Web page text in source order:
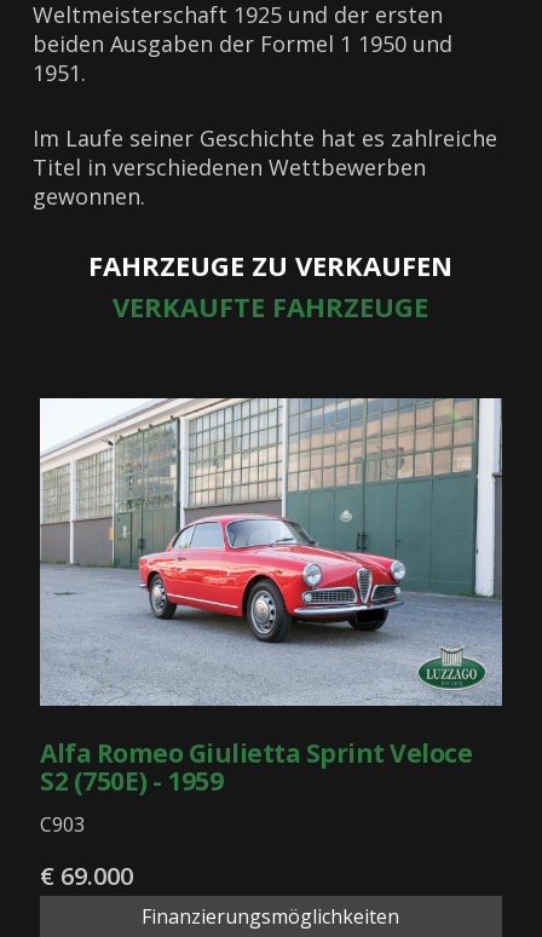
Weltmeisterschaft 1925 und der ersten
beiden Ausgaben der Formel 1 1950 und
1951.
Im Laufe seiner Geschichte hat es zahlreiche
Titel in verschiedenen Wettbewerben
gewonnen.
FAHRZEUGE ZU VERKAUFEN
VERKAUFTE FAHRZEUGE
Alfa Romeo Giulietta Sprint Veloce
S2 (750E) - 1959
C903
€ 69.000
Finanzierungsmöglichkeiten